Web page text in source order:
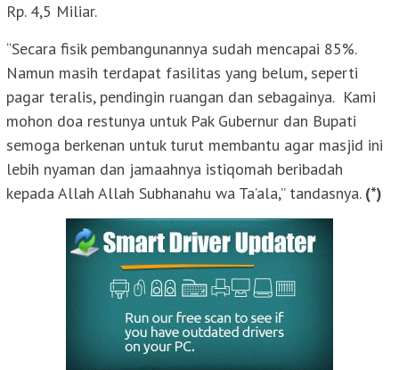
Rp. 4,5 Miliar.
“Secara fisik pembangunannya sudah mencapai 85%.
Namun masih terdapat fasilitas yang belum, seperti
pagar teralis, pendingin ruangan dan sebagainya. Kami
mohon doa restunya untuk Pak Gubernur dan Bupati
semoga berkenan untuk turut membantu agar masjid ini
lebih nyaman dan jamaahnya istiqomah beribadah
kepada Allah Allah Subhanahu wa Ta’ala,” tandasnya. (*)